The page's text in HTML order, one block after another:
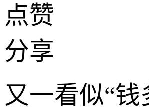
点赞
分享
又一看似“